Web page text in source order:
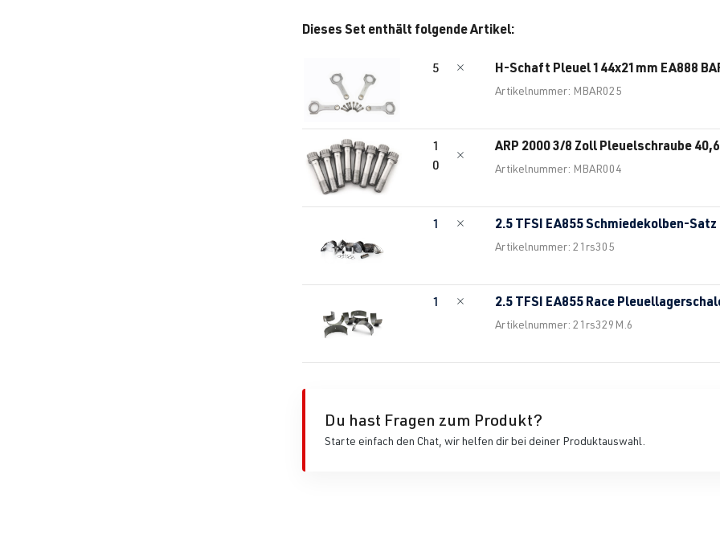
Dieses Set enthält folgende Artikel:
5 H-Schaft Pleuel 144x21mm EA888
Artikelnummer: MBAR025
1
0
ARP 2000 3/8 Zoll Pleuelschraube
Artikelnummer: MBAR004
1 2.5 TFSI EA855 Schmiedekolben-Satz
Artikelnummer: 21rs305
1 2.5 TFSI EA855 Race
Artikelnummer: 21rs329M.6
Du hast Fragen zum Produkt?
Starte einfach den Chat, wir helfen dir bei deiner Produktauswahl.